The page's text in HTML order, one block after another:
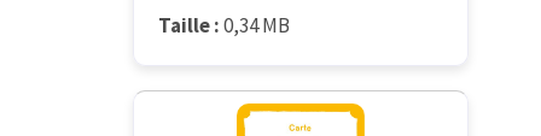
Taille :0,34 MB